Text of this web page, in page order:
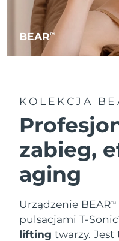
BEARTM
KOLEKCJA
zabieg,
aging
Urządzenie BEARTM
pulsacjami T-Sonic
lifting twarzy.